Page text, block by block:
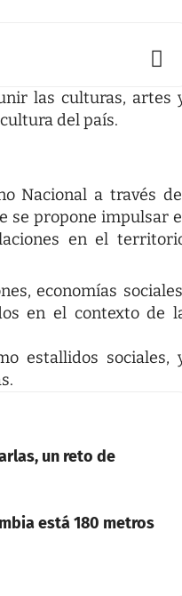
las culturas, artes
del país.
Nacional a través
se propone impulsar
en el
economías
en el contexto de
estallidos sociales,
un reto de
está 180 metros